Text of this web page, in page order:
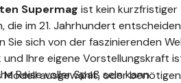
Supermag ist kein kurzfristiger
die im 21. Jahrhundert
Sie sich von der faszinierenden
Ihre eigene Vorstellungskraft
Reise voller Spaß sein kann.
ausgewählt, oder